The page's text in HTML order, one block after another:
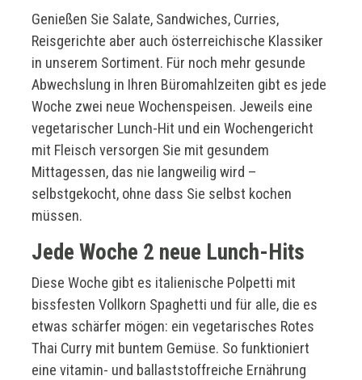
Genießen Sie Salate, Sandwiches, Curries,
Reisgerichte aber auch österreichische Klassiker
in unserem Sortiment. Für noch mehr gesunde
Abwechslung in Ihren Büromahlzeiten gibt es jede
Woche zwei neue Wochenspeisen. Jeweils eine
vegetarischer Lunch-Hit und ein Wochengericht
mit Fleisch versorgen Sie mit gesundem
Mittagessen, das nie langweilig wird –
selbstgekocht, ohne dass Sie selbst kochen
müssen.
Jede Woche 2 neue Lunch-Hits
Diese Woche gibt es italienische Polpetti mit
bissfesten Vollkorn Spaghetti und für alle, die es
etwas schärfer mögen: ein vegetarisches Rotes
Thai Curry mit buntem Gemüse. So funktioniert
eine vitamin- und ballaststoffreiche Ernährung